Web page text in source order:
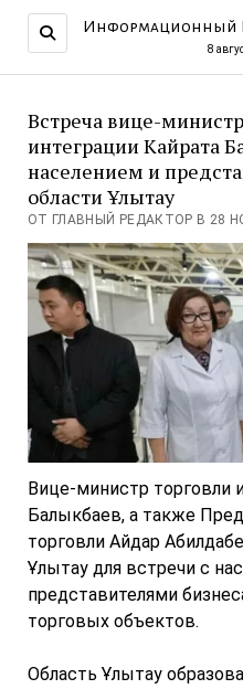
Информационный
8
Встреча вице-
интеграции Кайрата
населением и
области Ұлытау
ОТ ГЛАВНЫЙ РЕДАКТОР В 28
Вице-министр торговли
Балыкбаев, а также
торговли Айдар
Ұлытау для встречи с
представителями
торговых объектов.
Область Ұлытау